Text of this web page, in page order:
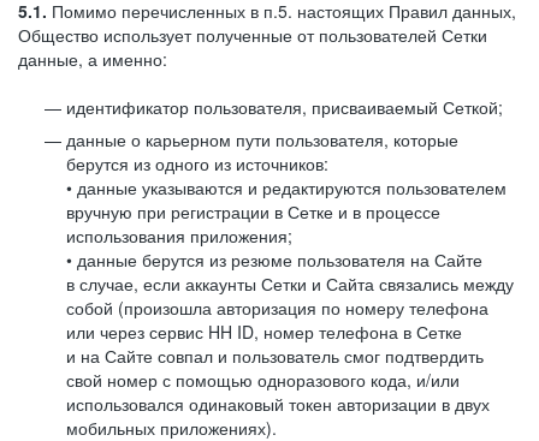
5.1. Помимо перечисленных в п.5. настоящих Правил данных,
Общество использует полученные от пользователей Сетки
данные, а именно:
идентификатор пользователя, присваиваемый Сеткой;
данные о карьерном пути пользователя, которые
берутся из одного из источников:
• данные указываются и редактируются пользователем
вручную при регистрации в Сетке и в процессе
использования приложения;
• данные берутся из резюме пользователя на Сайте
в случае, если аккаунты Сетки и Сайта связались между
собой (произошла авторизация по номеру телефона
или через сервис HH ID, номер телефона в Сетке
и на Сайте совпал и пользователь смог подтвердить
свой номер с помощью одноразового кода, и/или
использовался одинаковый токен авторизации в двух
мобильных приложениях).